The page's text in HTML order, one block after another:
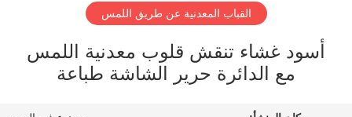
في
المعمل
القباب المعدنية عن طريق اللمس
أسود غشاء تنقش قلوب معدنية اللمس
مع الدائرة حرير الشاشة طباعة